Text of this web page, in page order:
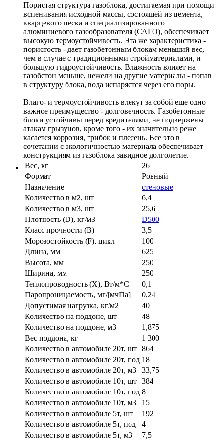
Пористая структура газоблока, достигаемая при помощи
вспенивания исходной массы, состоящей из цемента,
кварцевого песка и специализированного
алюминиевого газообразователя (САГО), обеспечивает
высокую термоустойчивость. Эта же характеристика -
пористость - дает газобетонным блокам меньший вес,
чем в случае с традиционными стройматериалами, и
большую гидроустойчивость. Влажность влияет на
газобетон меньше, нежели на другие материалы - попав
в структуру блока, вода испаряется через его поры.
Влаго- и термоустойчивость влекут за собой еще одно
важное преимущество - долговечность. Газобетонные
блоки устойчивы перед вредителями, не подвержены
атакам грызунов, кроме того - их значительно реже
касается коррозия, грибок и плесень. Все это в
сочетании с экологичностью материала обеспечивает
конструкциям из газоблока завидное долголетие.
Вес, кг
26
Формат
Ровный
Назначение
стеновые
Количество в м2, шт
6,4
Количество в м3, шт
25,6
Плотность (D), кг/м3
D500
Класс прочности (B)
3,5
Морозостойкость (F), цикл
100
Длина, мм
625
Высота, мм
250
Ширина, мм
250
Теплопроводность (X), Вт/м*С
0,1
Паропроницаемость, мг/[мчПа]
0,24
Допустимая нагрузка, кг/м2
40
Количество на поддоне, шт
48
Количество на поддоне, м3
1,875
Вес поддона, кг
1 300
Количество в автомобиле 20т, шт 864
Количество в автомобиле 20т, под 18
Количество в автомобиле 20т, м3
33,75
Количество в автомобиле 10т, шт 384
Количество в автомобиле 10т, под 8
Количество в автомобиле 10т, м3
15
Количество в автомобиле 5т, шт
192
Количество в автомобиле 5т, под
4
Количество в автомобиле 5т, м3
7,5